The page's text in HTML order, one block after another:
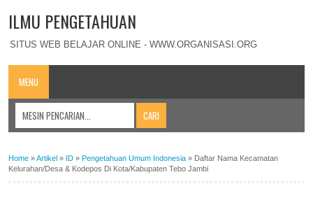
ILMU PENGETAHUAN
SITUS WEB BELAJAR ONLINE - WWW.ORGANISASI.ORG
MENU
Home »Artikel » ID » Pengetahuan Umum Indonesia » Daftar Nama Kecamatan
Kelurahan/Desa & Kodepos Di Kota/Kabupaten Tebo Jambi